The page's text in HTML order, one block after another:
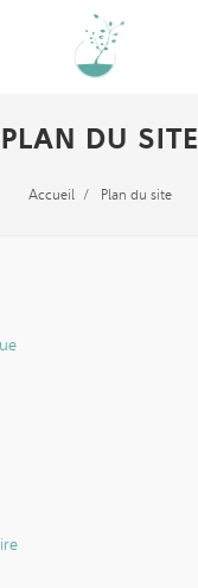
PLAN DU SITE
Accueil Plan du site